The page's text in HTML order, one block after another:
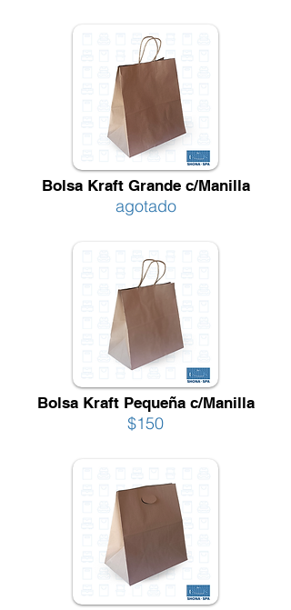
Bolsa Kraft Grande c/Manilla
agotado
Bolsa Kraft Pequeña c/Manilla
$150